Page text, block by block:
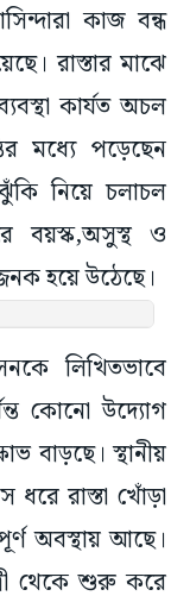
কাজ বন্ধ
রাস্তার মাঝে
কার্যত অচল
মধ্যে পড়েছেন
ঝুঁকি নিয়ে চলাচল
বয়স্ক,অসুস্থ ও
হয়ে উঠেছে।
লিখিতভাবে
কোনো উদ্যোগ
বাড়ছে। স্থানীয়
ধরে রাস্তা খোঁড়া
অবস্থায় আছে।
থেকে শুরু করে